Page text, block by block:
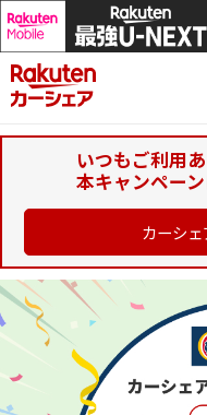
いつもご利用
本キャンペー
カーシ